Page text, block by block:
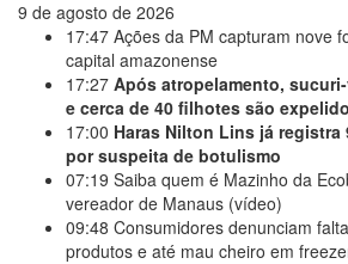
9 de agosto de 2026
17:47 Ações da PM capturam nove
capital amazonense
17:27 Após atropelamento,
e cerca de 40 filhotes são
17:00 Haras Nilton Lins já registra
por suspeita de botulismo
07:19 Saiba quem é Mazinho da
vereador de Manaus (vídeo)
09:48 Consumidores denunciam
produtos e até mau cheiro em